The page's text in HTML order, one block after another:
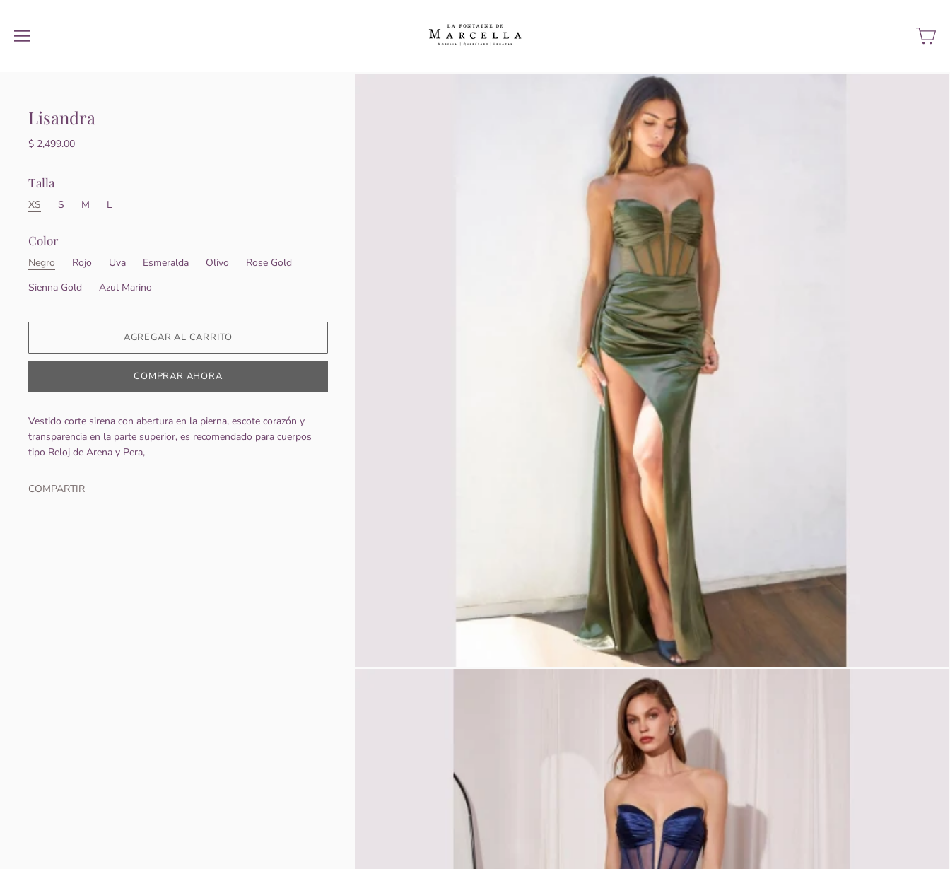
Lisandra
$ 2,499.00
Talla
XS S M L
Color
Negro Rojo Uva Esmeralda Olivo
Rose Gold
Sienna Gold
Azul Marino
COMPRAR AHORA
Vestido corte sirena con abertura en la pierna, escote corazón y
transparencia en la parte superior, es recomendado para cuerpos
tipo Reloj de Arena y Pera,
COMPARTIR